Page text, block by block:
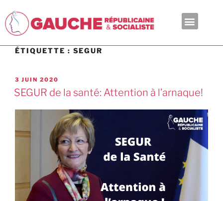
ÉTIQUETTE : SEGUR
3 JUIN 2020
SEGUR de la santé: Attention à l’arnaque!